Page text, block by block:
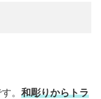
。 和彫りからトラ